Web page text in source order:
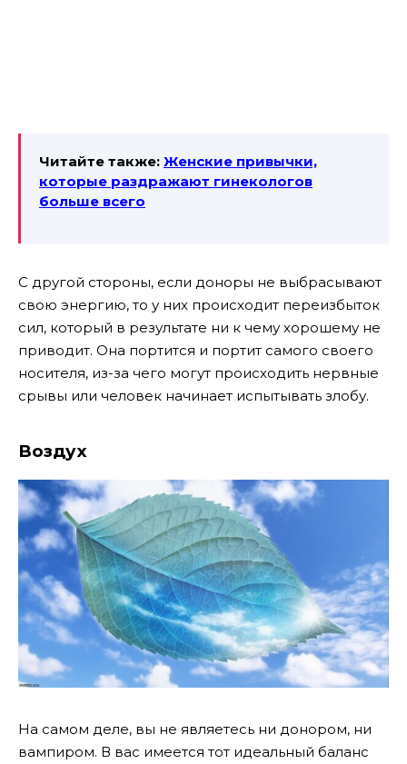
Читайте также: Женские привычки,
которые раздражают гинекологов
больше всего
С другой стороны, если доноры не выбрасывают
свою энергию, то у них происходит переизбыток
сил, который в результате ни к чему хорошему не
приводит. Она портится и портит самого своего
носителя, из-за чего могут происходить нервные
срывы или человек начинает испытывать злобу.
Воздух
На самом деле, вы не являетесь ни донором, ни
вампиром. В вас имеется тот идеальный баланс